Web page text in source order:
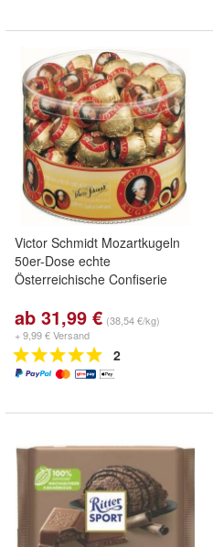
Victor Schmidt Mozartkugeln
50er-Dose echte
Österreichische Confiserie
ab 31,99 € (38,54 €/kg)
+ 9,99 € Versand
2